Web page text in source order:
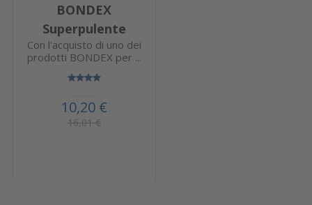
BONDEX
Superpulente
Con l'acquisto di uno dei
prodotti BONDEX per ...
10,20 €
16,01 €